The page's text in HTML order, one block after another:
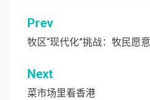
文
章
导
航
Prev
牧区“现代化”挑战：牧民愿
Next
菜市场里看香港